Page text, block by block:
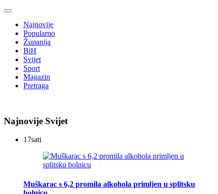
Najnovije
Popularno
Županija
BiH
Svijet
Sport
Magazin
Pretraga
Najnovije Svijet
17sati
Muškarac s 6,2 promila alkohola primljen u splitsku